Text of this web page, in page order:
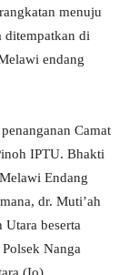
menuju
ditempatkan di
endang
Camat
IPTU. Bhakti
Endang
dr. Muti’ah
beserta
Nanga